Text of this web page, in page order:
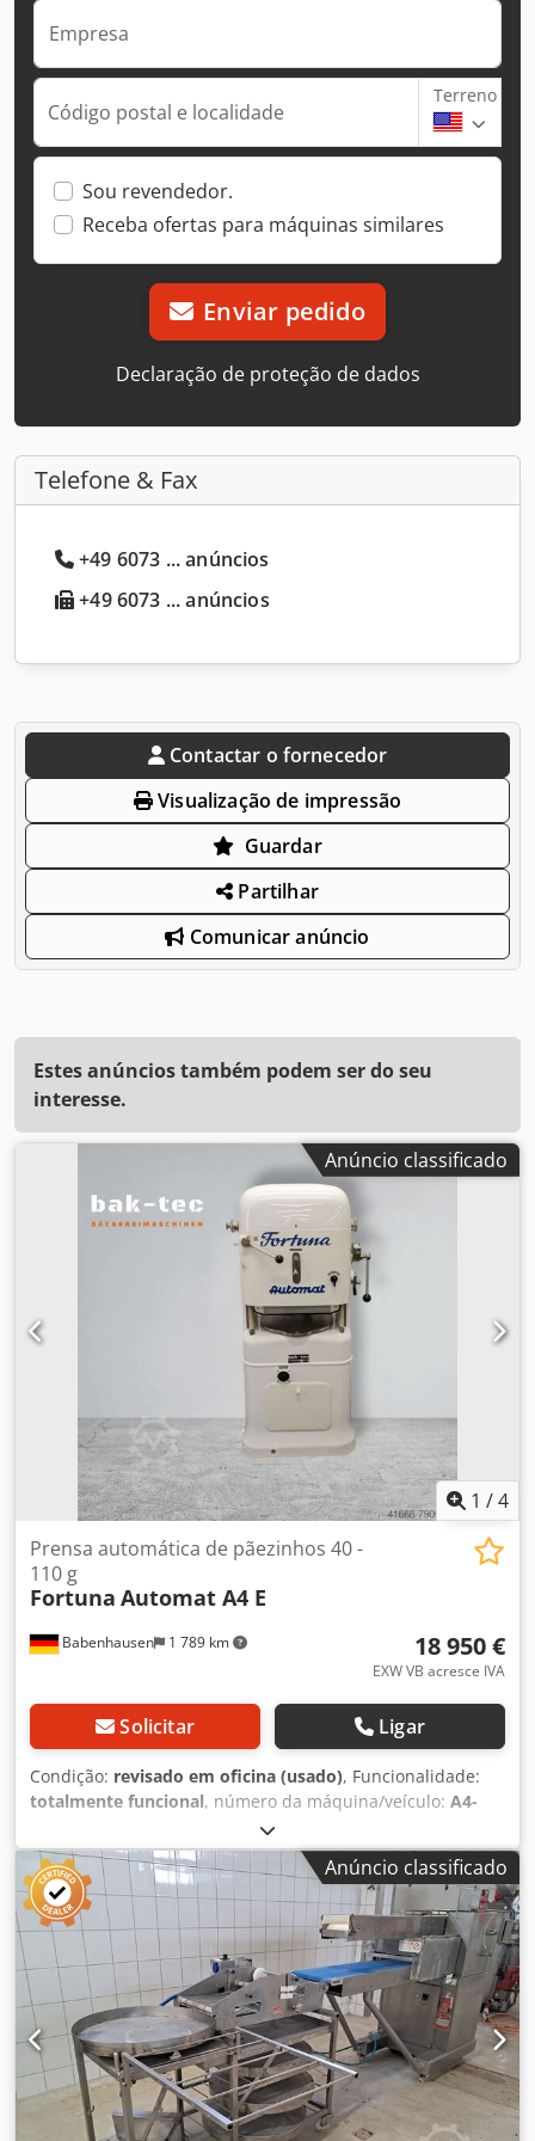
Empresa
Código postal e localidade
Terreno
Sou revendedor.
Receba ofertas para máquinas similares
Enviar pedido
Declaração de proteção de dados
Telefone & Fax
+49 6073 ... anúncios
+49 6073 ... anúncios
Contactar o fornecedor
Visualização de impressão
Guardar
Partilhar
Comunicar anúncio
Estes anúncios também podem ser do seu
interesse.
Anúncio classificado
1 /4
Babenhausen 1 789 km
Prensa automática de pãezinhos 40 -
110 g
Fortuna Automat A4 E
18 950 €
EXW VB acresce IVA
Solicitar Ligar
Condição: revisado em oficina (usado), Funcionalidade:
totalmente funcional, número da máquina/veículo: A4-
, Máquina usada Revisada por profissional & recém
pintada Sistema elétrico inteiramente novo, instalado por
empresa especializada em painéis de comando 6 meses
de garantia para peças Características: + Máquina
estacionária, construção extremamente robusta e estável +
Acionamento através de alavanca de ligação, operação
com uma mão + Com desligamento de atuação, adequada
para pães quadrados + Posição de limpeza elétrica via
interruptor basculante + Divisão uniforme da massa,
excelente boleamento dos pedaços de massa + Novas
lâminas divisoras em aço inoxidável (em vez das lâminas
de aço niquelado de uma máquina nova!) + Equipado com
novo anel para massa + Máquina completamente
Anúncio classificado